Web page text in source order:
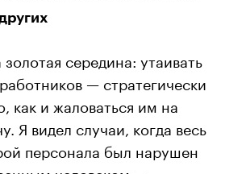
середина: утаивать
— стратегически
как и жаловаться им на
Я видел случаи, когда весь
персонала был нарушен